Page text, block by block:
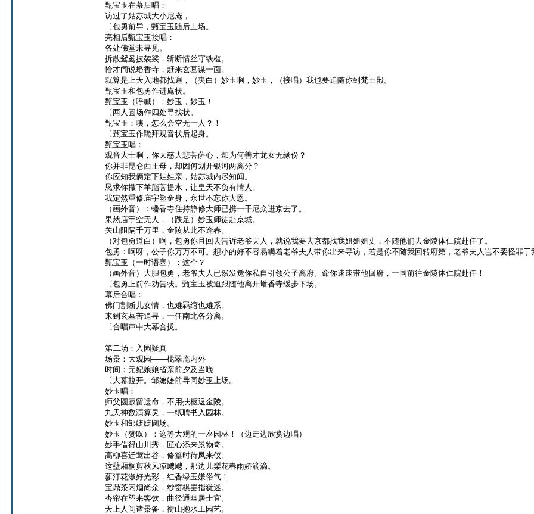
甄宝玉在幕后唱：
访过了姑苏城大小尼庵，
〔包勇前导，甄宝玉随后上场。
亮相后甄宝玉接唱：
各处佛堂未寻见。
拆散鸳鸯披袈裟，斩断情丝守铁槛。
恰才闻说蟠香寺，赶来玄墓谋一面。
就算是上天入地都找遍，（夹白）妙玉啊，妙玉，（接唱）我也要追随你到梵王殿。
甄宝玉和包勇作进庵状。
甄宝玉（呼喊）：妙玉，妙玉！
〔两人圆场作四处寻找状。
甄宝玉：咦，怎么会空无一人？！
〔甄宝玉作跪拜观音状后起身。
甄宝玉唱：
观音大士啊，你大慈大悲菩萨心，却为何善才龙女无缘份？
你并非昆仑西王母，却因何划开银河两离分？
你应知我俩定下娃娃亲，姑苏城内尽知闻。
恳求你撒下羊脂菩提水，让皇天不负有情人。
我定然重修庙宇塑金身，永世不忘你大恩。
（画外音）：蟠香寺住持静修大师已携一干尼众进京去了。
果然庙宇空无人，（跌足）妙玉师徒赴京城。
关山阻隔千万里，金陵从此不逢春。
（对包勇道白）啊，包勇你且回去告诉老爷夫人，就说我要去京都找我姐姐姐丈，不随他们去金陵体仁院赴任了。
包勇：啊呀，公子你万万不可。想小的好不容易瞒着老爷夫人带你出来寻访，若是你不随我回转府第，老爷夫人岂不要怪罪于
甄宝玉（一时语塞）：这个？
（画外音）大胆包勇，老爷夫人已然发觉你私自引领公子离府。命你速速带他回府，一同前往金陵体仁院赴任！
〔包勇上前作劝告状。甄宝玉被迫跟随他离开蟠香寺缓步下场。
幕后合唱：
佛门割断儿女情，也难羁绾也难系。
来到玄墓苦追寻，一任南北各分离。
〔合唱声中大幕合拢。
第二场：入园疑真
场景：大观园——栊翠庵内外
时间：元妃娘娘省亲前夕及当晚
〔大幕拉开。邹嬷嬷前导同妙玉上场。
妙玉唱：
师父圆寂留遗命，不用扶柩返金陵。
九天神数演算灵，一纸聘书入园林。
妙玉和邹嬷嬷圆场。
妙玉（赞叹）：这等大观的一座园林！（边走边欣赏边唱）
妙手借得山川秀，匠心添来景物奇。
高柳喜迁莺出谷，修篁时待凤来仪。
这壁厢桐剪秋风凉飕飕，那边儿梨花春雨娇滴滴。
蓼汀花溆好光彩，红香绿玉嫌俗气！
宝鼎茶闲烟尚余，纱窗棋罢指犹迷。
杏帘在望来客饮，曲径通幽居士宜。
天上人间诸景备，衔山抱水工园艺。